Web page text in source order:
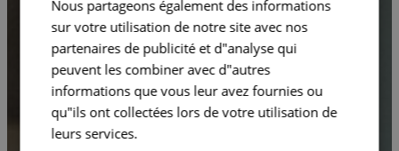
Nous partageons également des informations
sur votre utilisation de notre site avec nos
partenaires de publicité et d"analyse qui
peuvent les combiner avec d"autres
informations que vous leur avez fournies ou
qu"ils ont collectées lors de votre utilisation de
leurs services.